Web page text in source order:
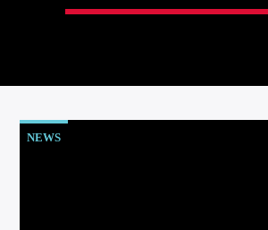
NEWS